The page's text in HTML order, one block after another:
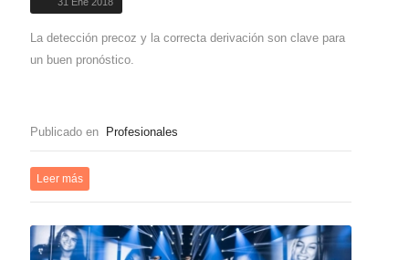
La detección precoz y la correcta derivación son clave para
un buen pronóstico.
Publicado en Profesionales
Leer más